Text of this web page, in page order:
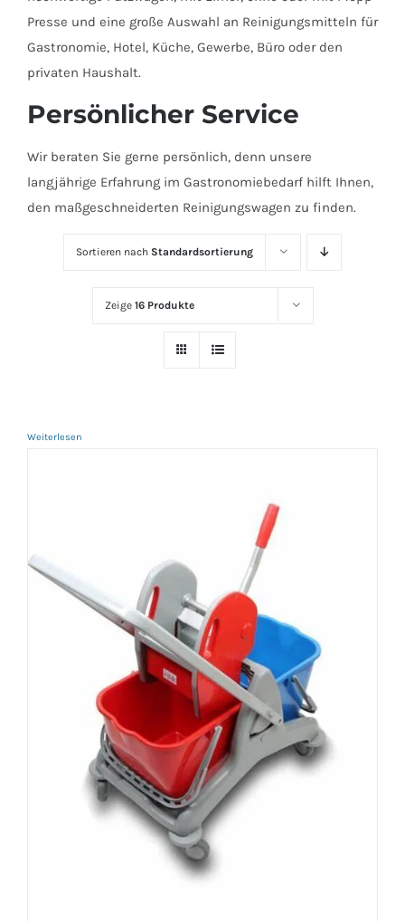
Presse und eine große Auswahl an Reinigungsmitteln für
Gastronomie, Hotel, Küche, Gewerbe, Büro oder den
privaten Haushalt.
Persönlicher Service
Wir beraten Sie gerne persönlich, denn unsere
langjährige Erfahrung im Gastronomiebedarf hilft Ihnen,
den maßgeschneiderten Reinigungswagen zu finden.
Sortieren nach Standardsortierung
Zeige 16 Produkte
Weiterlesen